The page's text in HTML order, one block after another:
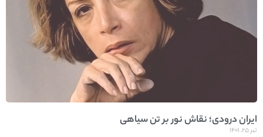
ایران درودی؛ نقاش نور بر تن سیاهی‌
تیر ۲۵, ۱۴۰۱